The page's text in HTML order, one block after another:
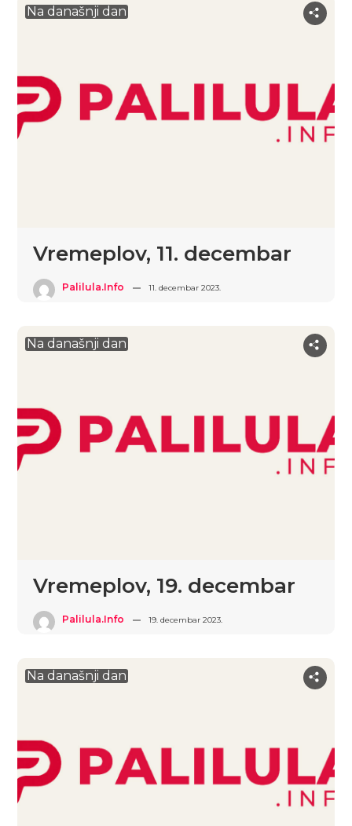
Na današnji dan
Vremeplov, 11. decembar
Palilula.info 11. decembar 2023.
Na današnji dan
Vremeplov, 19. decembar
Palilula.info 19. decembar 2023.
Na današnji dan